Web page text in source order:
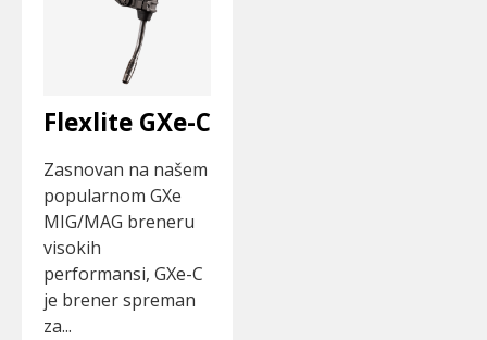
Flexlite GXe-C
Zasnovan na našem
popularnom GXe
MIG/MAG breneru
visokih
performansi, GXe-C
je brener spreman
za...